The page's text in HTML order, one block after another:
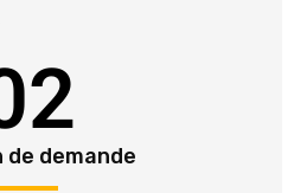
de demande